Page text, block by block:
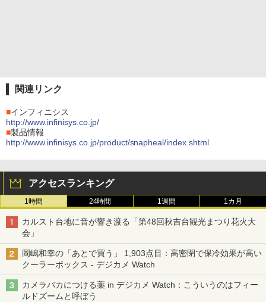
関連リンク
■インフィニシス
http://www.infinisys.co.jp/
■製品情報
http://www.infinisys.co.jp/product/snapheal/index.shtml
アクセスランキング
1時間 24時間 1週間 1カ月
カルスト台地に音が響き渡る「第48回秋吉台観光まつり花火大
会」
岡嶋和幸の「あとで買う」 1,903点目：高密閉で保冷効果が高い
クーラーボックス - デジカメ Watch
カメラバカにつける薬 in デジカメ Watch：こういうのはフィー
ルドズームと呼ぼう